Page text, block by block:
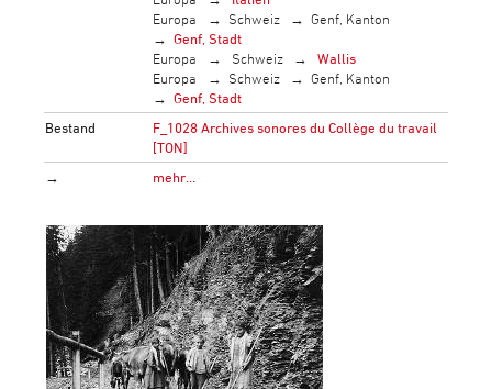
Europa
Schweiz
Genf, Kanton
Genf, Stadt
Europa
Schweiz
Wallis
Europa
Schweiz
Genf, Kanton
Genf, Stadt
Bestand
F_1028 Archives sonores du Collège du travail
[TON]
→
mehr…